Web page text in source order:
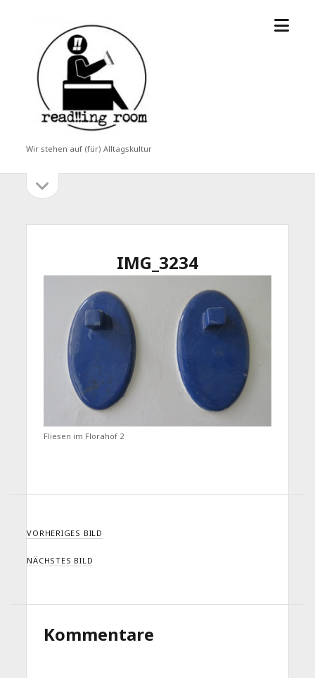
read!!ing
room
Wir stehen auf (für) Alltagskultur
Menü
Seitenleiste
öffnen
IMG_3234
Fliesen im Florahof 2
VORHERIGES BILD
NÄCHSTES BILD
Kommentare